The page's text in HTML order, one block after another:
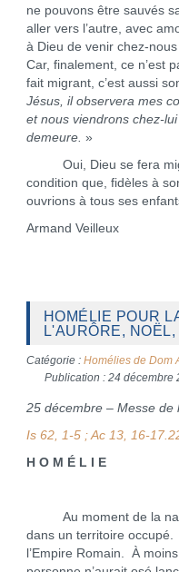
ne pouvons être sauvés
aller vers l’autre, avec
à Dieu de venir chez-
Car, finalement, ce n’est
fait migrant, c’est aussi
Jésus, il observera mes
et nous viendrons chez-
demeure. »
Oui, Dieu se fera
condition que, fidèles à
ouvrions à tous ses
Armand Veilleux
HOMÉLIE POUR
L'AURÔRE,
Catégorie : Homélies de Dom
Publication : 24 décembre
25 décembre – Messe de
Is 62, 1-5 ; Ac 13, 16-
H O M É L I E
Au moment de la
dans un territoire
l’Empire Romain. À